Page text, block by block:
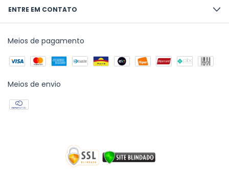
ENTRE EM CONTATO
Meios de pagamento
Meios de envio